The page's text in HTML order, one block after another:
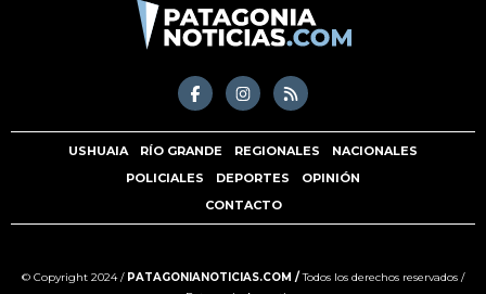
USHUAIA RÍO GRANDE REGIONALES
NACIONALES
POLICIALES
DEPORTES
OPINIÓN
CONTACTO
© Copyright 2024 / PATAGONIANOTICIAS.COM /Todos los derechos reservados /